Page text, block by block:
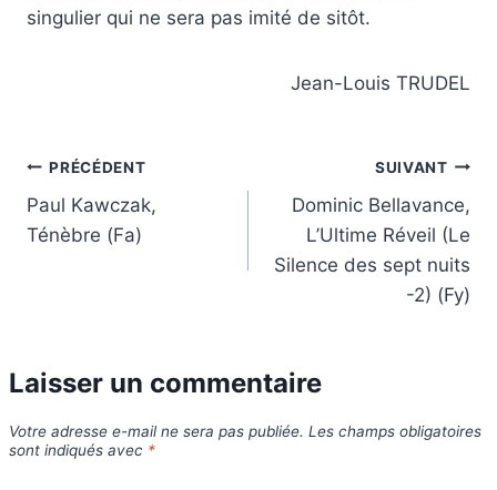
singulier qui ne sera pas imité de sitôt.
Jean-Louis TRUDEL
Navigation
de
PRÉCÉDENT
Paul Kawczak,
Ténèbre (Fa)
SUIVANT
Dominic Bellavance,
L’Ultime Réveil (Le
Silence des sept nuits
-2) (Fy)
Laisser un commentaire
Votre adresse e-mail ne sera pas publiée. Les champs obligatoires
sont indiqués avec *